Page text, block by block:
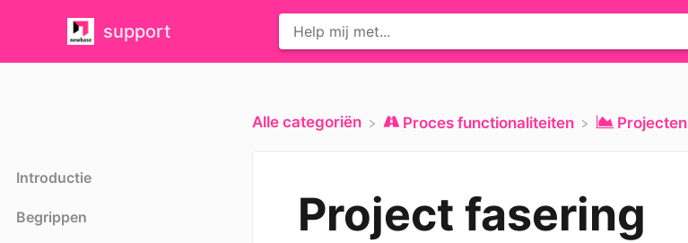
support
Introductie
Begrippen
Alle categoriën ​Proces functionaliteiten ​Projecten
Project fasering